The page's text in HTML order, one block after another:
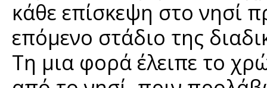
κάθε επίσκεψη στο
επόμενο στάδιο της
Τη μια φορά έλειπε το